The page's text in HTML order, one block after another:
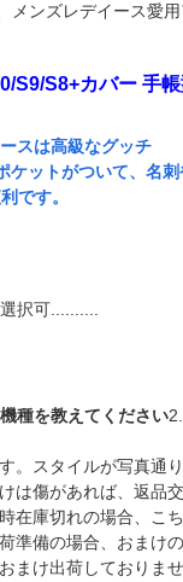
メンズレデイース愛用
S9/S8+カバー 手帳
スは高級なグッチ
ットがついて、名刺
です。
択可..........
種を教えてください
。スタイルが写真通
は傷があれば、返品
在庫切れの場合、こ
準備の場合、おまけ
まけ出荷しておりま